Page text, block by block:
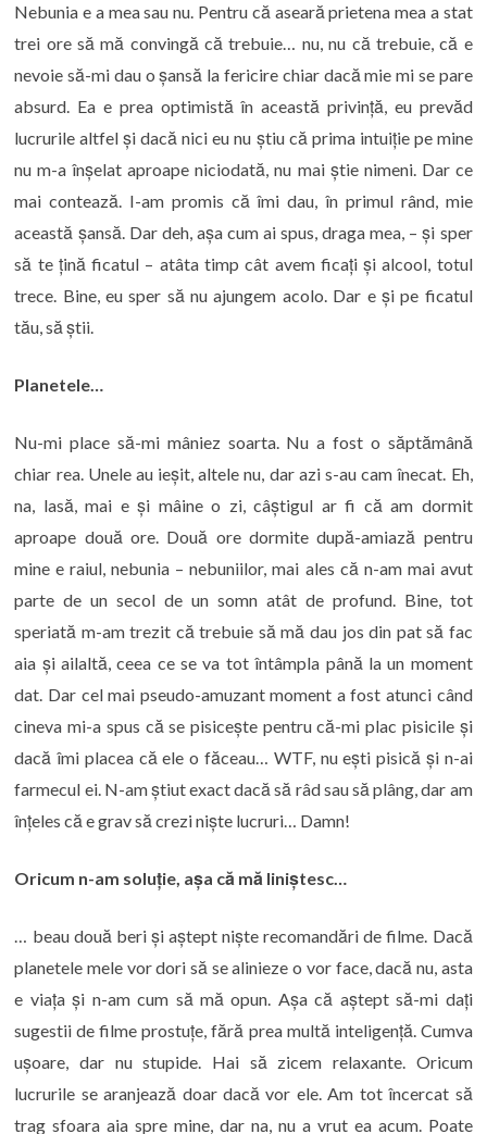
Nebunia e a mea sau nu. Pentru că aseară prietena mea a stat
trei ore să mă convingă că trebuie… nu, nu că trebuie, că e
nevoie să-mi dau o șansă la fericire chiar dacă mie mi se pare
absurd. Ea e prea optimistă în această privință, eu prevăd
lucrurile altfel și dacă nici eu nu știu că prima intuiție pe mine
nu m-a înșelat aproape niciodată, nu mai știe nimeni. Dar ce
mai contează. I-am promis că îmi dau, în primul rând, mie
această șansă. Dar deh, așa cum ai spus, draga mea, – și sper
să te țină ficatul – atâta timp cât avem ficați și alcool, totul
trece. Bine, eu sper să nu ajungem acolo. Dar e și pe ficatul
tău, să știi.
Planetele…
Nu-mi place să-mi mâniez soarta. Nu a fost o săptămână
chiar rea. Unele au ieșit, altele nu, dar azi s-au cam înecat. Eh,
na, lasă, mai e și mâine o zi, câștigul ar fi că am dormit
aproape două ore. Două ore dormite după-amiază pentru
mine e raiul, nebunia – nebuniilor, mai ales că n-am mai avut
parte de un secol de un somn atât de profund. Bine, tot
speriată m-am trezit că trebuie să mă dau jos din pat să fac
aia și ailaltă, ceea ce se va tot întâmpla până la un moment
dat. Dar cel mai pseudo-amuzant moment a fost atunci când
cineva mi-a spus că se pisicește pentru că-mi plac pisicile și
dacă îmi placea că ele o făceau… WTF, nu ești pisică și n-ai
farmecul ei. N-am știut exact dacă să râd sau să plâng, dar am
înțeles că e grav să crezi niște lucruri… Damn!
Oricum n-am soluție, așa că mă liniștesc…
… beau două beri și aștept niște recomandări de filme. Dacă
planetele mele vor dori să se alinieze o vor face, dacă nu, asta
e viața și n-am cum să mă opun. Așa că aștept să-mi dați
sugestii de filme prostuțe, fără prea multă inteligență. Cumva
ușoare, dar nu stupide. Hai să zicem relaxante. Oricum
lucrurile se aranjează doar dacă vor ele. Am tot încercat să
trag sfoara aia spre mine, dar na, nu a vrut ea acum. Poate